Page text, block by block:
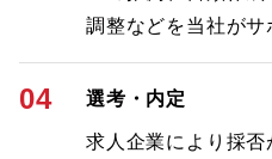
調整などを当社がサ
04 選考・内定
求人企業により採